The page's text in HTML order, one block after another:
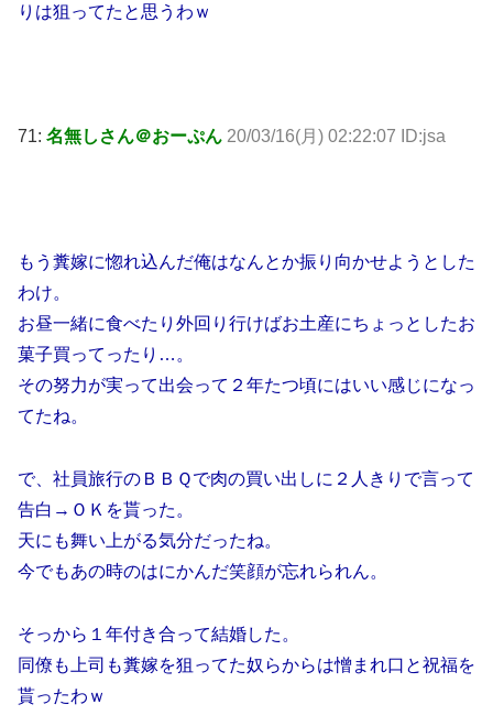
りは狙ってたと思うわｗ
71: 名無しさん＠おーぷん 20/03/16(月) 02:22:07 ID:jsa
もう糞嫁に惚れ込んだ俺はなんとか振り向かせようとした
わけ。
お昼一緒に食べたり外回り行けばお土産にちょっとしたお
菓子買ってったり…。
その努力が実って出会って２年たつ頃にはいい感じになっ
てたね。
で、社員旅行のＢＢＱで肉の買い出しに２人きりで言って
告白→ＯＫを貰った。
天にも舞い上がる気分だったね。
今でもあの時のはにかんだ笑顔が忘れられん。
そっから１年付き合って結婚した。
同僚も上司も糞嫁を狙ってた奴らからは憎まれ口と祝福を
貰ったわｗ